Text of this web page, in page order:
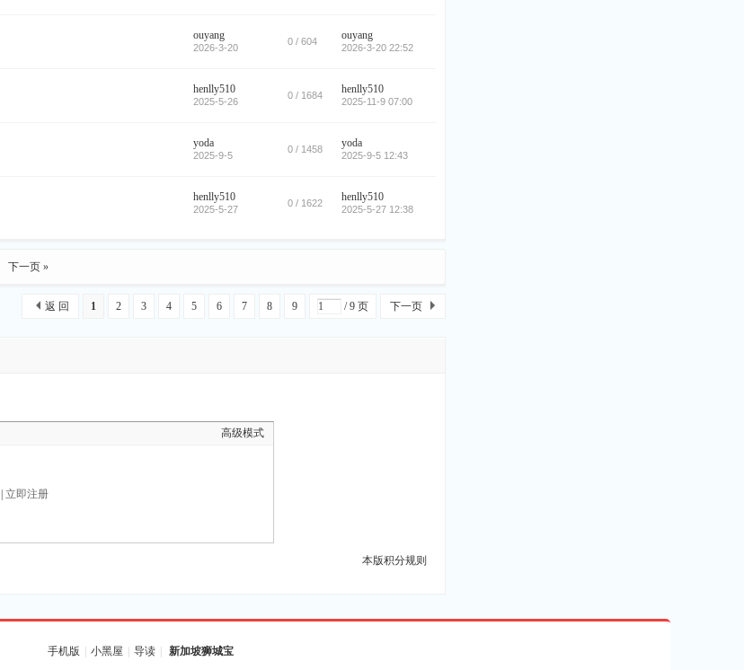
ouyang
2026-3-20
0 / 604 ouyang
2026-3-20 22:52
henlly510
2025-5-26
0 / 1684 henlly510
2025-11-9 07:00
yoda
2025-9-5
0 / 1458 yoda
2025-9-5 12:43
henlly510
2025-5-27
0 / 1622 henlly510
2025-5-27 12:38
下一页 »
1 2 3 4 5 6 7 8 9 / 9 页 下一页
返 回
高级模式
立即注册
本版积分规则
手机版 小黑屋 导读
新加坡狮城宝